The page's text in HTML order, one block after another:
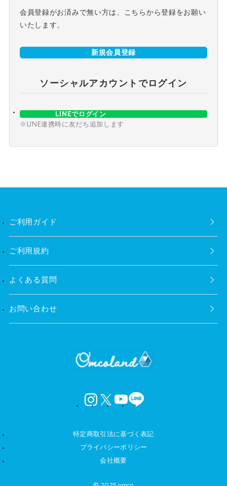
会員登録がお済みで無い方は、こちらから登録をお願い
いたします。
新規会員登録
ソーシャルアカウントでログイン
LINEでログイン
※LINE連携時に友だち追加します
ご利用ガイド
ご利用規約
よくある質問
お問い合わせ
instagram
X YouTubeLINE
特定商取引法に基づく表記
プライバシーポリシー
会社概要